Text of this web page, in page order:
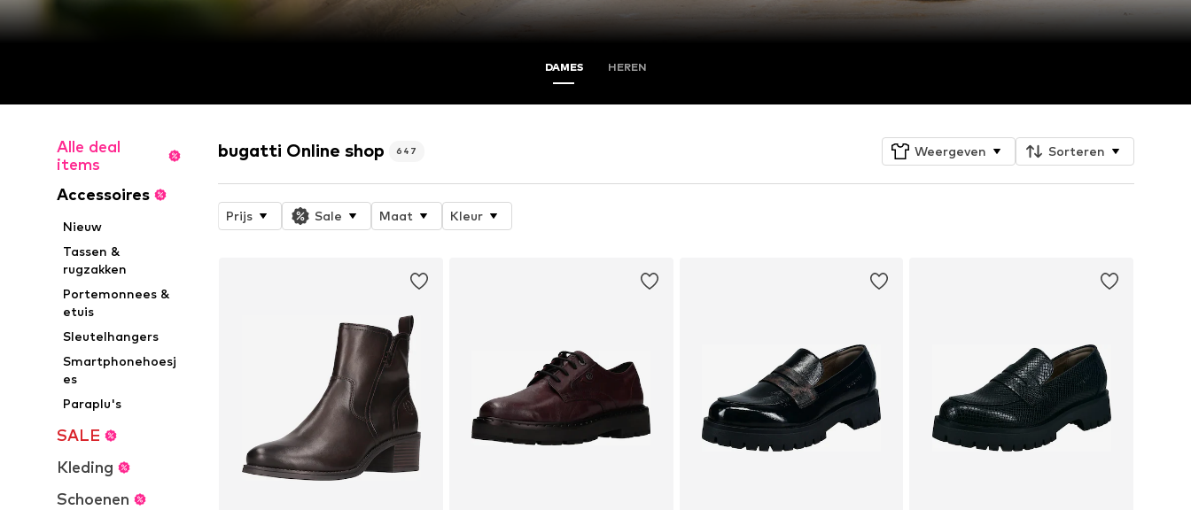
DAMES HEREN
Alle deal
items
Accessoires
Nieuw
Tassen &
rugzakken
Portemonnees &
etuis
Sleutelhangers
Smartphonehoesj
es
Paraplu's
SALE
Kleding
Schoenen
bugatti Online shop 647 Weergeven Sorteren
Prijs Sale Maat Kleur